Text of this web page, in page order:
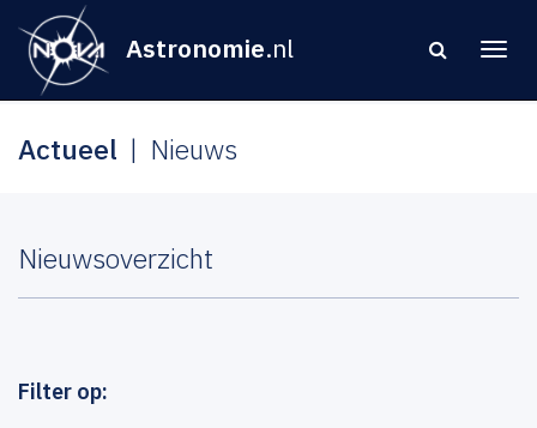
Astronomie.nl
Actueel Nieuws
Nieuwsoverzicht
Filter op: